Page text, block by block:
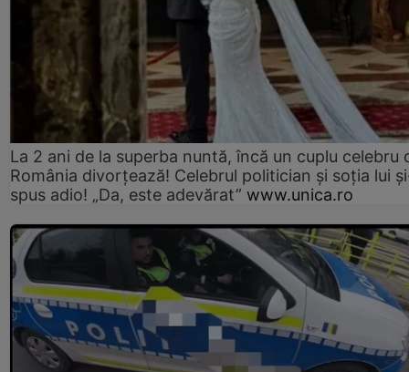
La 2 ani de la superba nuntă, încă un cuplu celebru
România divorțează! Celebrul politician și soția lui
spus adio! „Da, este adevărat” www.unica.ro